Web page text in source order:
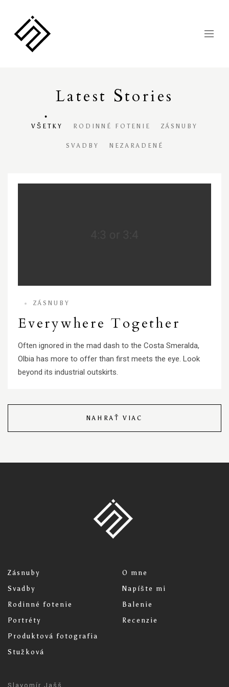
Latest Stories
VŠETKY RODINNÉ FOTENIE ZÁSNUBY
SVADBY NEZARADENÉ
ZÁSNUBY
Everywhere Together
Often ignored in the mad dash to the Costa Smeralda,
Olbia has more to offer than first meets the eye. Look
beyond its industrial outskirts.
NAHRAŤ VIAC
Zásnuby
Svadby
Rodinné fotenie
Portréty
Produktová fotografia
Stužková
O mne
Napíšte mi
Balenie
Recenzie
Slavomír Jašš